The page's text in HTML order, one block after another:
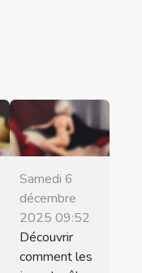
Samedi 6
décembre
2025 09:52
Découvrir
comment les